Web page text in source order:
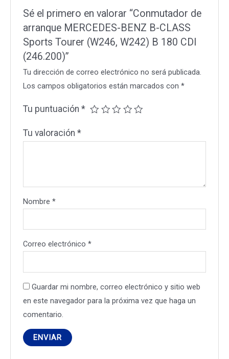
(246.200)
cantidad
Sé el primero en valorar “Conmutador de
arranque MERCEDES-BENZ B-CLASS
Sports Tourer (W246, W242) B 180 CDI
(246.200)”
Tu dirección de correo electrónico no será publicada.
Los campos obligatorios están marcados con*
Tu puntuación*
Tu valoración*
Nombre*
Correo electrónico*
Guardar mi nombre, correo electrónico y sitio web
en este navegador para la próxima vez que haga un
comentario.